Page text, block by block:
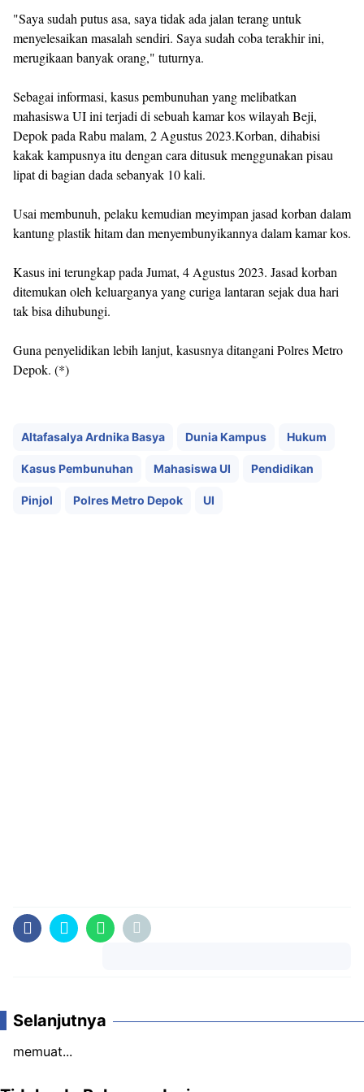
"Saya sudah putus asa, saya tidak ada jalan terang untuk
menyelesaikan masalah sendiri. Saya sudah coba terakhir ini,
merugikaan banyak orang," tuturnya.
Sebagai informasi, kasus pembunuhan yang melibatkan
mahasiswa UI ini terjadi di sebuah kamar kos wilayah Beji,
Depok pada Rabu malam, 2 Agustus 2023.Korban, dihabisi
kakak kampusnya itu dengan cara ditusuk menggunakan pisau
lipat di bagian dada sebanyak 10 kali.
Usai membunuh, pelaku kemudian meyimpan jasad korban dalam
kantung plastik hitam dan menyembunyikannya dalam kamar kos.
Kasus ini terungkap pada Jumat, 4 Agustus 2023. Jasad korban
ditemukan oleh keluarganya yang curiga lantaran sejak dua hari
tak bisa dihubungi.
Guna penyelidikan lebih lanjut, kasusnya ditangani Polres Metro
Depok. (*)
Altafasalya Ardnika Basya Dunia Kampus Hukum
Kasus Pembunuhan Mahasiswa UI Pendidikan
Pinjol Polres Metro Depok UI
Selanjutnya
memuat...